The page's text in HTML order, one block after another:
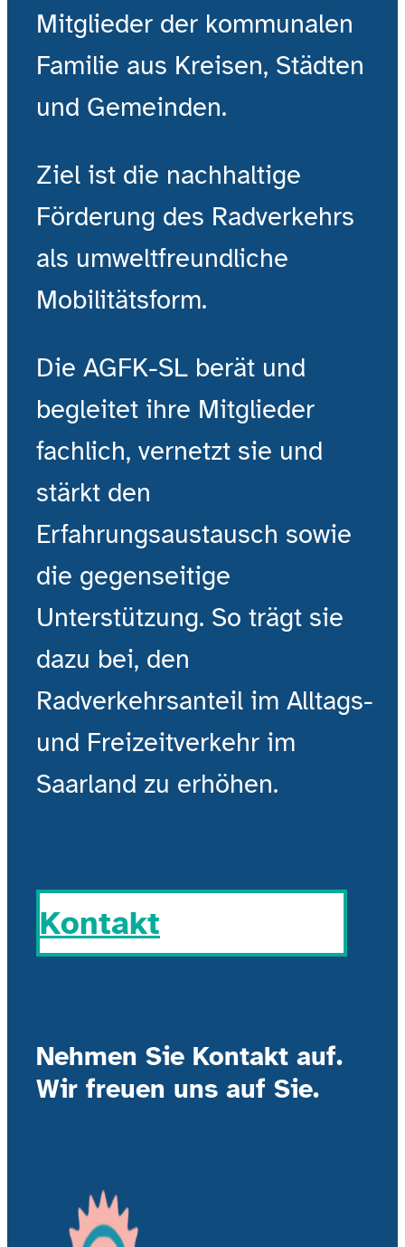
Mitglieder der kommunalen
Familie aus Kreisen, Städten
und Gemeinden.
Ziel ist die nachhaltige
Förderung des Radverkehrs
als umweltfreundliche
Mobilitätsform.
Die AGFK-SL berät und
begleitet ihre Mitglieder
fachlich, vernetzt sie und
stärkt den
Erfahrungsaustausch sowie
die gegenseitige
Unterstützung. So trägt sie
dazu bei, den
Radverkehrsanteil im Alltags-
und Freizeitverkehr im
Saarland zu erhöhen.
Kontakt
Nehmen Sie Kontakt auf.
Wir freuen uns auf Sie.